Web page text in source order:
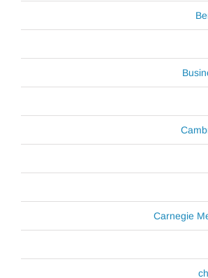
Carnegie